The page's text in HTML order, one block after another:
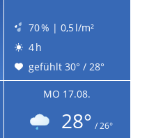
70 % | 0,5 l/m²
4 h
gefühlt 30° / 28°
MO 17.08.
28° / 26°